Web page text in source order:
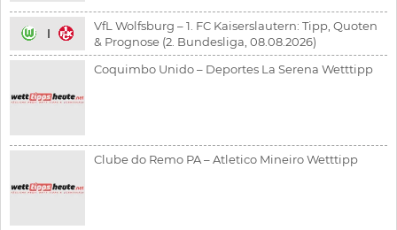
VfL Wolfsburg – 1. FC Kaiserslautern: Tipp, Quoten
& Prognose (2. Bundesliga, 08.08.2026)
Coquimbo Unido – Deportes La Serena Wetttipp
Clube do Remo PA – Atletico Mineiro Wetttipp